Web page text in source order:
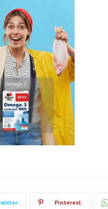
Pinterest